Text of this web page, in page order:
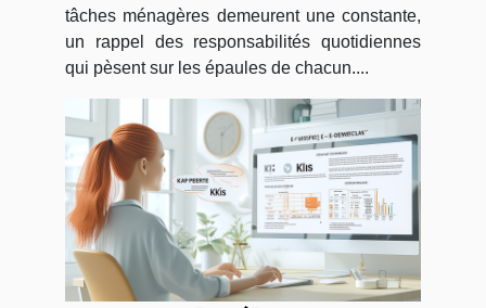
tâches ménagères demeurent une constante,
un rappel des responsabilités quotidiennes
qui pèsent sur les épaules de chacun....